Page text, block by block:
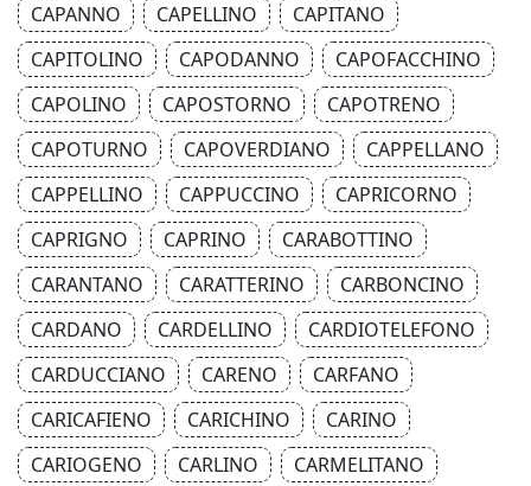
CAPANNO
CAPELLINO
CAPITANO
CAPITOLINO
CAPODANNO
CAPOFACCHINO
CAPOLINO
CAPOSTORNO
CAPOTRENO
CAPOTURNO
CAPOVERDIANO
CAPPELLANO
CAPPELLINO
CAPPUCCINO
CAPRICORNO
CAPRIGNO
CAPRINO
CARABOTTINO
CARANTANO
CARATTERINO
CARBONCINO
CARDANO
CARDELLINO
CARDIOTELEFONO
CARDUCCIANO
CARENO
CARFANO
CARICAFIENO
CARICHINO
CARINO
CARIOGENO
CARLINO
CARMELITANO